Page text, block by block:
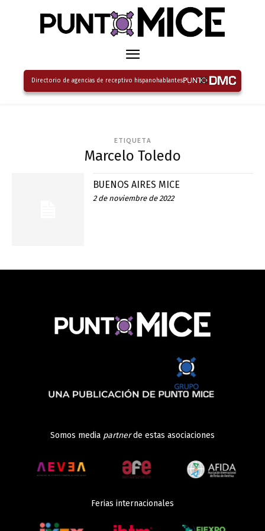
Directorio de agencias de receptivo hispanohablantes
ETIQUETA
Marcelo Toledo
BUENOS AIRES MICE
2 de noviembre de 2022
Somos media partnerde estas asociaciones
Ferias internacionales